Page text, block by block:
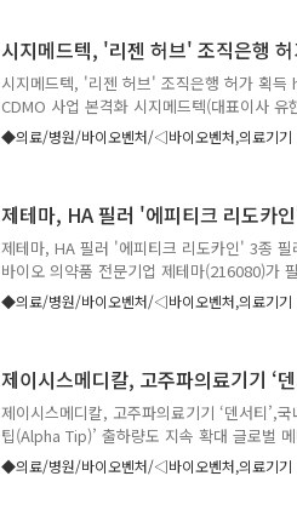
세동 치료의 미래로 인식하고 있으나 진료 과
해 많은 환자가 여전히 새로운 치료의 혜택을
조사됐다. '아시아·태평양 지역의 펄스장 절
시지메드텍, '리젠 허브' 조직은행
시지메드텍, '리젠 허브' 조직은행 허가 획득
CDMO 사업 본격화 시지메드텍(대표이사 유
점 '리젠 허브(REGEN Hub)'에 대한 조직은
세포외기질(hECM, Human Extracellular
오소재 기업으로 사업 포트폴리오를 확대하
지메드텍은 서울지방식품의약품안전청으로
추가하고, 피부와 뼈 인체조직의 저장·가..
◆의료/병원/바이오벤처/◁바이오벤처,의료기기
제테마, HA 필러 '에피티크 리도카
제테마, HA 필러 '에피티크 리도카인' 3종
바이오 의약품 전문기업 제테마(216080)가
히알루론산(HA) 필러 '에피티크 리도카인
(S100·S300·S500)의 품목허가를 획득했다
획득한 제품은 에피티크 리도카인 S100,
리도카인을 함유한 히알루론산 필러로, 시
볼륨 회복 등에 사용된다. 제테마는 이번 품
◆의료/병원/바이오벤처/◁바이오벤처,의료기기
제이시스메디칼, 고주파의료기기 ‘
제이시스메디칼, 고주파의료기기 ‘덴서티’,
팁(Alpha Tip)’ 출하량도 지속 확대 글로벌
스메디칼(이하 제이시스메디칼)의 대표 고주
2026년 6월 기준 국내 출하량 1,000대를 돌
◆의료/병원/바이오벤처/◁바이오벤처,의료기기